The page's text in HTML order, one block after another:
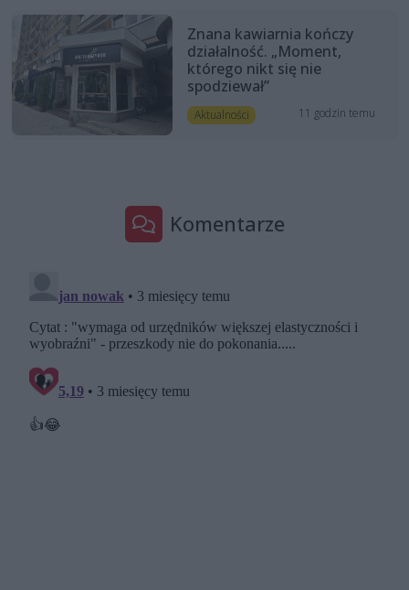
Znana kawiarnia kończy
działalność. „Moment,
którego nikt się nie
spodziewał”
Aktualności 11 godzin temu
Komentarze